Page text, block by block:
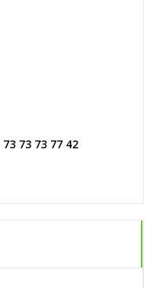
73 73 73 77 42